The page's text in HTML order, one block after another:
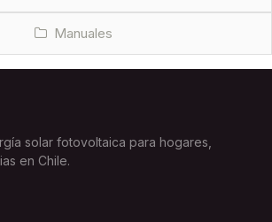
Manuales
solar fotovoltaica para hogares,
en Chile.